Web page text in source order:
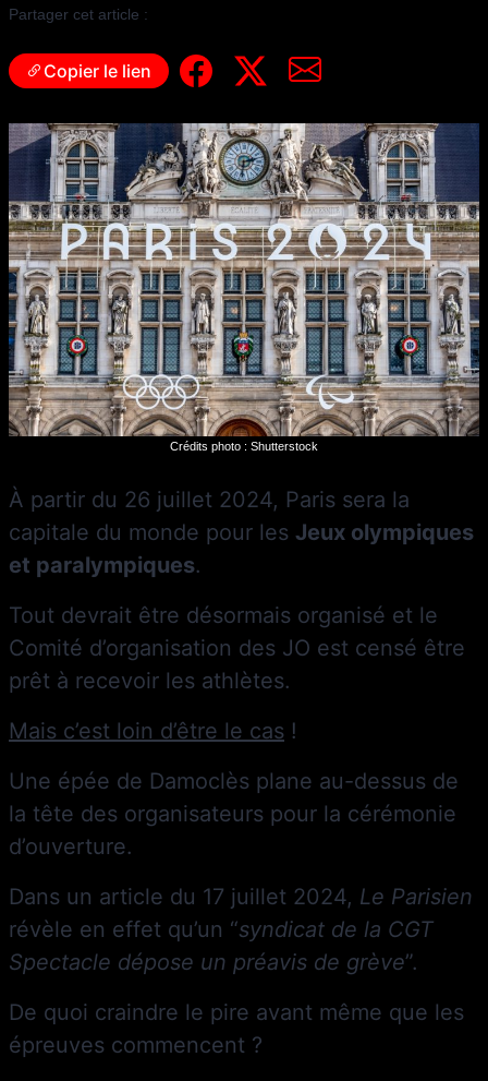
Partager cet article :
Copier le lien
Crédits photo : Shutterstock
À partir du 26 juillet 2024, Paris sera la
capitale du monde pour les Jeux olympiques
et paralympiques.
Tout devrait être désormais organisé et le
Comité d’organisation des JO est censé être
prêt à recevoir les athlètes.
Mais c’est loin d’être le cas !
Une épée de Damoclès plane au-dessus de
la tête des organisateurs pour la cérémonie
d’ouverture.
Dans un article du 17 juillet 2024, Le Parisien
révèle en effet qu’un “syndicat de la CGT
Spectacle dépose un préavis de grève”.
De quoi craindre le pire avant même que les
épreuves commencent ?